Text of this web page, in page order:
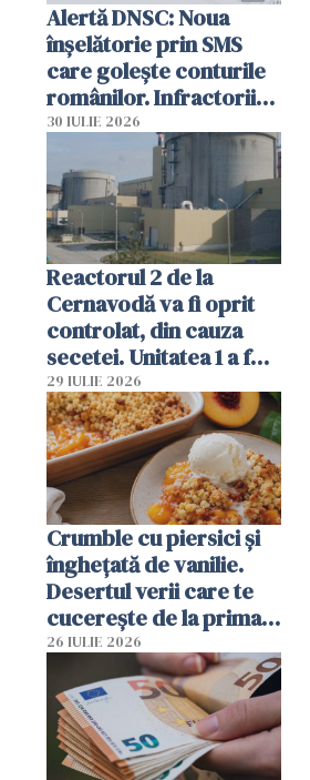
Alertă DNSC: Noua
înșelătorie prin SMS
care golește conturile
românilor. Infractorii
folosesc numele
Ghișeul.ro și al Poliției
Române
30 IULIE 2026
Reactorul 2 de la
Cernavodă va fi oprit
controlat, din cauza
secetei. Unitatea 1 a fost
deja oprită
29 IULIE 2026
Crumble cu piersici și
înghețată de vanilie.
Desertul verii care te
cucerește de la prima
lingură
26 IULIE 2026